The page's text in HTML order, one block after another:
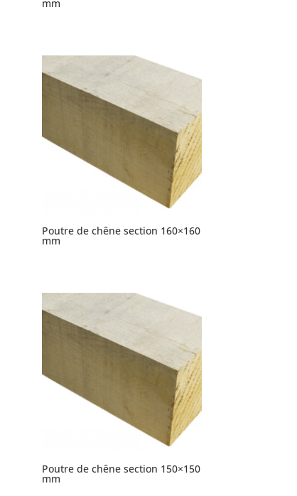
mm
Poutre de chêne section 160×160
mm
Poutre de chêne section 150×150
mm